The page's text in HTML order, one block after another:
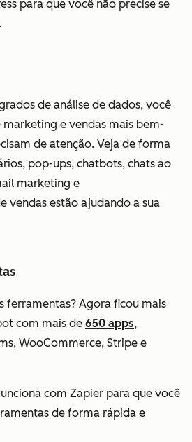
para que você não precise se
de análise de dados, você
marketing e vendas mais bem-
de atenção. Veja de forma
pop-ups, chatbots, chats ao
marketing e
vendas estão ajudando a sua
ferramentas? Agora ficou mais
com mais de 650 apps,
WooCommerce, Stripe e
com Zapier para que você
de forma rápida e